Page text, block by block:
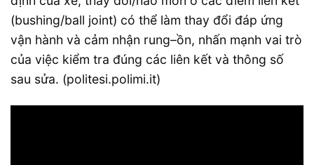
(bushing/ball joint) có thể làm thay đổi đáp ứng
vận hành và cảm nhận rung–ồn, nhấn mạnh vai trò
của việc kiểm tra đúng các liên kết và thông số
sau sửa. (politesi.polimi.it)